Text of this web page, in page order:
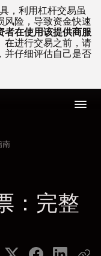
，利用杠杆交易虽
风险，导致资金快速
在使用该提供商服
在进行交易之前，请
并仔细评估自己是否
南
：完整